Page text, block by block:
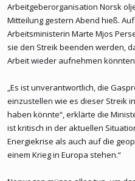
Arbeitgeberorganisation Norsk
Mitteilung gestern Abend hieß.
Arbeitsministerin Marte Mjos
sie den Streik beenden werden,
Arbeit wieder aufnehmen
„Es ist unverantwortlich, die
einzustellen wie es dieser Streik
haben könnte“, erklärte die
ist kritisch in der aktuellen
Energiekrise als auch auf die
einem Krieg in Europa stehen.“